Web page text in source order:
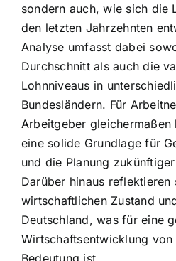
sondern auch, wie sich die
den letzten Jahrzehnten
Analyse umfasst dabei
Durchschnitt als auch die
Lohnniveaus in
Bundesländern. Für
Arbeitgeber gleichermaßen
eine solide Grundlage für
und die Planung
Darüber hinaus reflektieren
wirtschaftlichen Zustand
Deutschland, was für eine
Wirtschaftsentwicklung von
Bedeutung ist.